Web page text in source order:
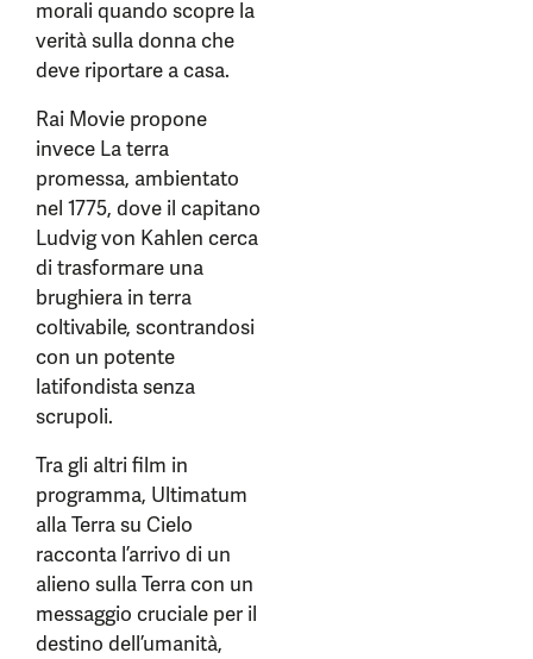
morali quando scopre la
verità sulla donna che
deve riportare a casa.
Rai Movie propone
invece La terra
promessa, ambientato
nel 1775, dove il capitano
Ludvig von Kahlen cerca
di trasformare una
brughiera in terra
coltivabile, scontrandosi
con un potente
latifondista senza
scrupoli.
Tra gli altri film in
programma, Ultimatum
alla Terra su Cielo
racconta l’arrivo di un
alieno sulla Terra con un
messaggio cruciale per il
destino dell’umanità,